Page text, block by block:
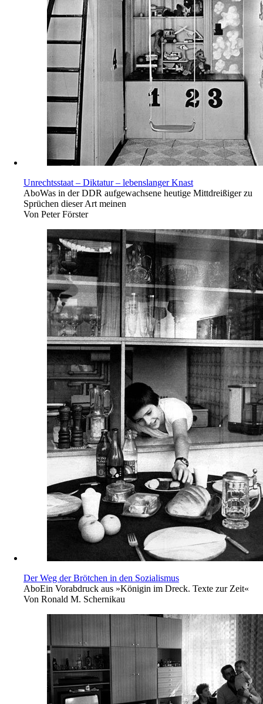
Unrechtsstaat – Diktatur – lebenslanger Knast
AboWas in der DDR aufgewachsene heutige Mittdreißiger zu
Sprüchen dieser Art meinen
Von Peter Förster
Der Weg der Brötchen in den Sozialismus
AboEin Vorabdruck aus »Königin im Dreck. Texte zur Zeit«
Von Ronald M. Schernikau